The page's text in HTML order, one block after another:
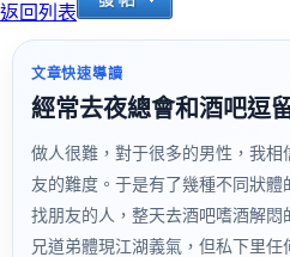
返回列表
文章快速導讀
經常去夜總會和酒吧逗
做人很難，對于很多的男性，我相
友的難度。于是有了幾種不同狀
找朋友的人，整天去酒吧嗜酒解
兄道弟體現江湖義氣，但私下里任